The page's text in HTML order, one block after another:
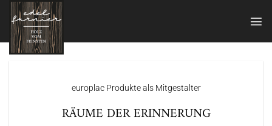
Inhalt
springen
europlac Produkte als Mitgestalter
RÄUME DER ERINNERUNG